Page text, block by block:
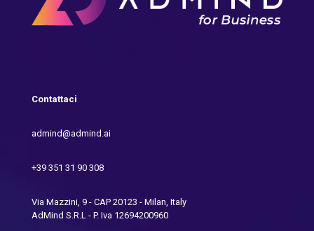
Contattaci
admind@admind.ai
+39 351 31 90 308
Via Mazzini, 9 - CAP 20123 - Milan, Italy
AdMind S.R.L - P. Iva 12694200960